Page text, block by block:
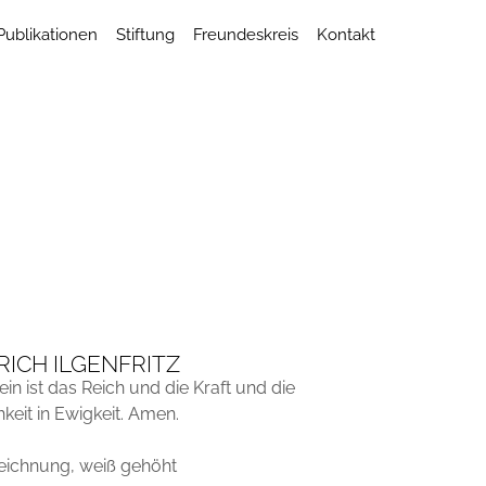
Stiftung Freundeskreis Kontakt
ILGENFRITZ
ist das Reich und die Kraft und die
in Ewigkeit. Amen.
weiß gehöht